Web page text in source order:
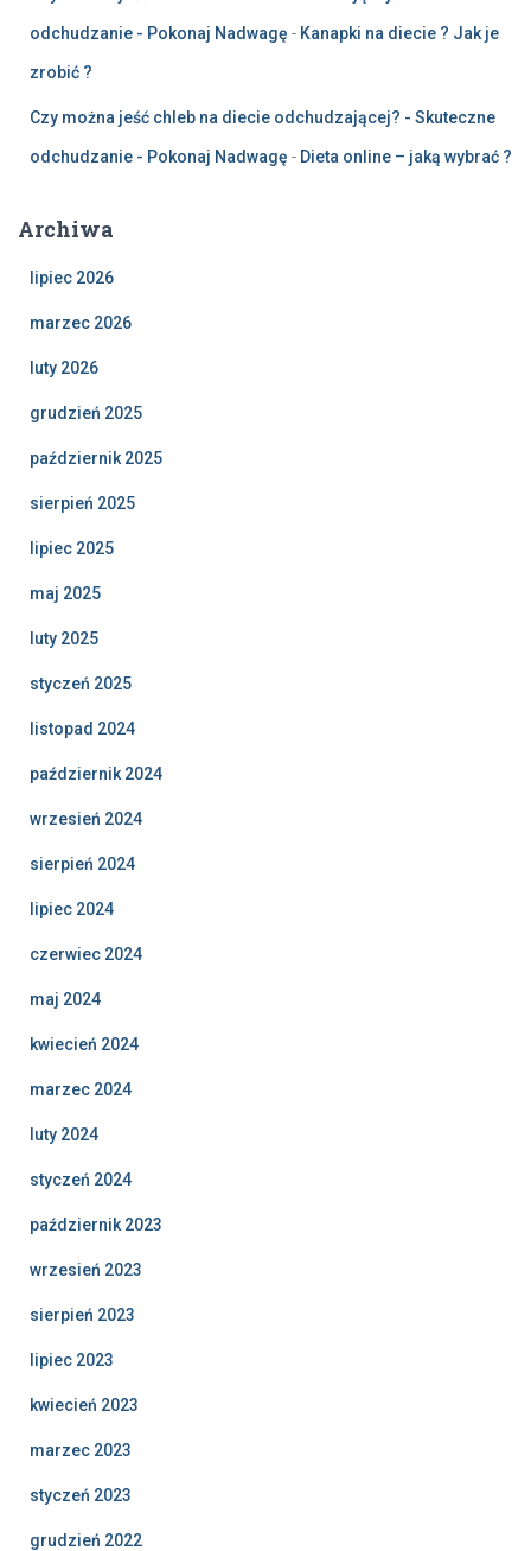
odchudzanie - Pokonaj Nadwagę - Kanapki na diecie ? Jak je
zrobić ?
Czy można jeść chleb na diecie odchudzającej? - Skuteczne
odchudzanie - Pokonaj Nadwagę - Dieta online – jaką wybrać ?
Archiwa
lipiec 2026
marzec 2026
luty 2026
grudzień 2025
październik 2025
sierpień 2025
lipiec 2025
maj 2025
luty 2025
styczeń 2025
listopad 2024
październik 2024
wrzesień 2024
sierpień 2024
lipiec 2024
czerwiec 2024
maj 2024
kwiecień 2024
marzec 2024
luty 2024
styczeń 2024
październik 2023
wrzesień 2023
sierpień 2023
lipiec 2023
kwiecień 2023
marzec 2023
styczeń 2023
grudzień 2022